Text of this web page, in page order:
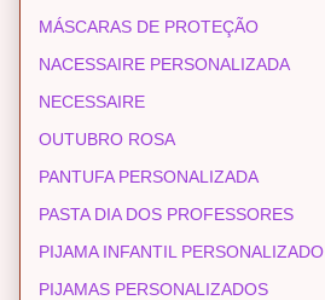
MÁSCARAS DE PROTEÇÃO
NACESSAIRE PERSONALIZADA
NECESSAIRE
OUTUBRO ROSA
PANTUFA PERSONALIZADA
PASTA DIA DOS PROFESSORES
PIJAMA INFANTIL PERSONALIZADO
PIJAMAS PERSONALIZADOS